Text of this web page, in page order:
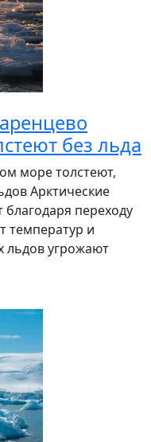
без льда
море толстеют,
Арктические
переходу
температур и
льдов угрожают